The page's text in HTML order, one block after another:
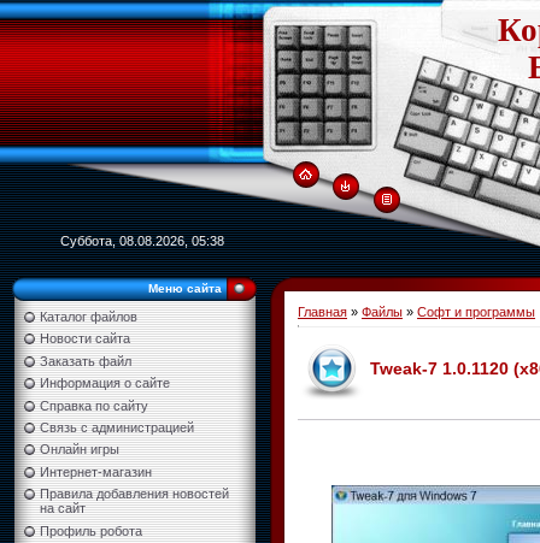
Суббота, 08.08.2026, 05:38
Меню сайта
Каталог файлов
Новости сайта
Заказать файл
Информация о сайте
Справка по сайту
Связь с администрацией
Онлайн игры
Интернет-магазин
Правила добавления новостей
на сайт
Профиль робота
Главная » Файлы » Софт и программы
Tweak-7 1.0.1120